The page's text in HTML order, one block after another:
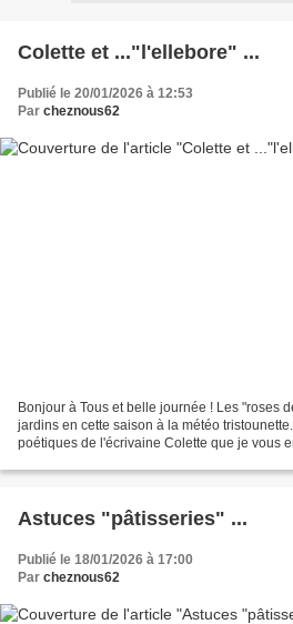
Colette et ..."l'ellebore" ...
Publié le 20/01/2026 à 12:53
Par cheznous62
Bonjour à Tous et belle journée ! Les "roses
jardins en cette saison à la météo
poétiques de l'écrivaine Colette que je vous
Astuces "pâtisseries" ...
Publié le 18/01/2026 à 17:00
Par cheznous62